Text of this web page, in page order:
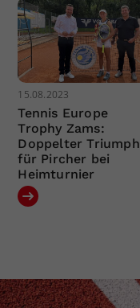
15.08.2023
Tennis Europe
Trophy Zams:
Doppelter Triumph
für Pircher bei
Heimturnier